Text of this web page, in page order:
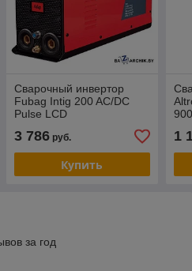
Сварочный инвертор
Fubag Intig 200 AC/DC
Pulse LCD
3 786руб.
Купить
1
за год